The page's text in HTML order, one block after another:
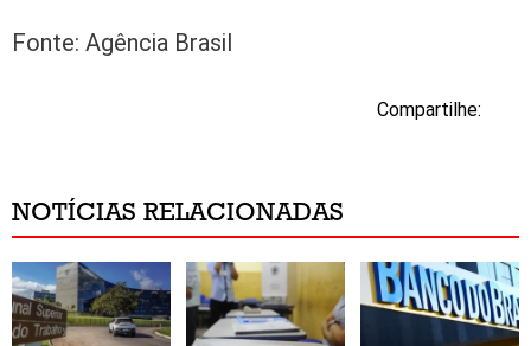
Fonte: Agência Brasil
Compartilhe:
NOTÍCIAS RELACIONADAS